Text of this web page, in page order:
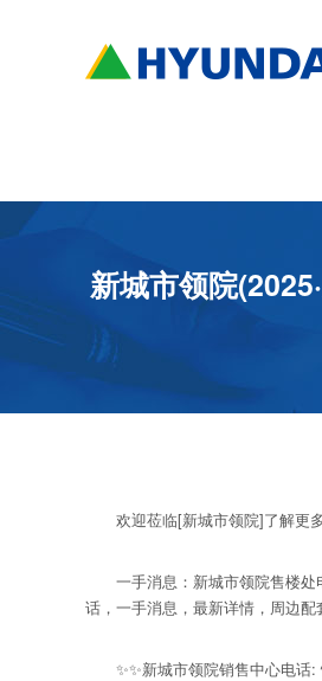
新城市领院
欢迎莅临[新城市领院]了解更多
一手消息：新城市领院售楼处
话，一手消息，最新详情，周边配
✨✨新城市领院销售中心电